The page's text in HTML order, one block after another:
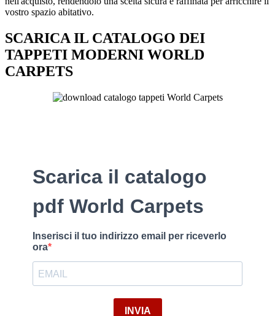
vostro spazio abitativo.
SCARICA IL CATALOGO DEI
TAPPETI MODERNI WORLD
CARPETS